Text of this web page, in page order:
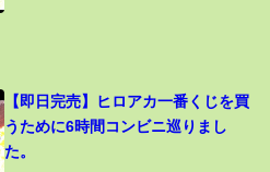
【即日完売】ヒロアカ一番くじを買
うために6時間コンビニ巡りまし
た。